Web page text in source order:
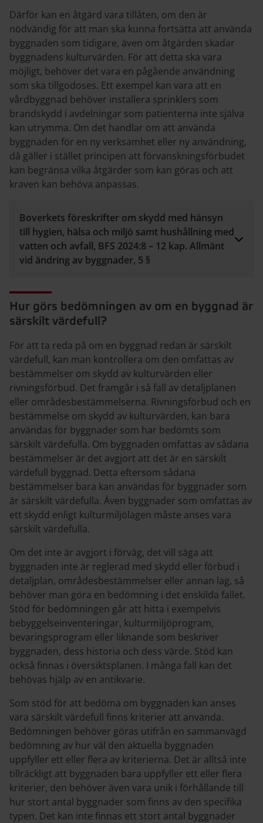
Därför kan en åtgärd vara tillåten, om den är
nödvändig för att man ska kunna fortsätta att använda
byggnaden som tidigare, även om åtgärden skadar
byggnadens kulturvärden. För att detta ska vara
möjligt, behöver det vara en pågående användning
som ska tillgodoses. Ett exempel kan vara att en
vårdbyggnad behöver installera sprinklers som
brandskydd i avdelningar som patienterna inte själva
kan utrymma. Om det handlar om att använda
byggnaden för en ny verksamhet eller ny användning,
då gäller i stället principen att förvanskningsförbudet
kan begränsa vilka åtgärder som kan göras och att
kraven kan behöva anpassas.
Boverkets föreskrifter om skydd med hänsyn
till hygien, hälsa och miljö samt hushållning med
vatten och avfall, BFS 2024:8 – 12 kap. Allmänt
vid ändring av byggnader, 5 §
Hur görs bedömningen av om en byggnad är
särskilt värdefull?
För att ta reda på om en byggnad redan är särskilt
värdefull, kan man kontrollera om den omfattas av
bestämmelser om skydd av kulturvärden eller
rivningsförbud. Det framgår i så fall av detaljplanen
eller områdesbestämmelserna. Rivningsförbud och en
bestämmelse om skydd av kulturvärden, kan bara
användas för byggnader som har bedömts som
särskilt värdefulla. Om byggnaden omfattas av sådana
bestämmelser är det avgjort att det är en särskilt
värdefull byggnad. Detta eftersom sådana
bestämmelser bara kan användas för byggnader som
är särskilt värdefulla. Även byggnader som omfattas av
ett skydd enligt kulturmiljölagen måste anses vara
särskilt värdefulla.
Om det inte är avgjort i förväg, det vill säga att
byggnaden inte är reglerad med skydd eller förbud i
detaljplan, områdesbestämmelser eller annan lag, så
behöver man göra en bedömning i det enskilda fallet.
Stöd för bedömningen går att hitta i exempelvis
bebyggelseinventeringar, kulturmiljöprogram,
bevaringsprogram eller liknande som beskriver
byggnaden, dess historia och dess värde. Stöd kan
också finnas i översiktsplanen. I många fall kan det
behövas hjälp av en antikvarie.
Som stöd för att bedöma om byggnaden kan anses
vara särskilt värdefull finns kriterier att använda.
Bedömningen behöver göras utifrån en sammanvägd
bedömning av hur väl den aktuella byggnaden
uppfyller ett eller flera av kriterierna. Det är alltså inte
tillräckligt att byggnaden bara uppfyller ett eller flera
kriterier, den behöver även vara unik i förhållande till
hur stort antal byggnader som finns av den specifika
typen. Det kan inte finnas ett stort antal byggnader